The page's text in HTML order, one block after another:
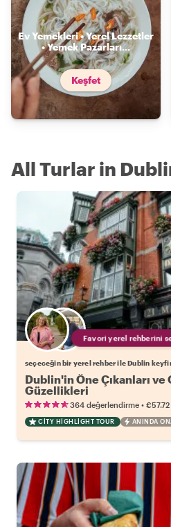
Ev Yemekleri • Yerel Lezzetler
• Yemek Pazarları...
Keşfet
All Turlar in
Favori yerel rehberini
seçeceğin bir yerel rehber ile Dublin
Dublin'in Öne Çıkanları ve
Güzellikleri
364 değerlendirme • €57.72
CITY HIGHLIGHT TOUR ANINDA